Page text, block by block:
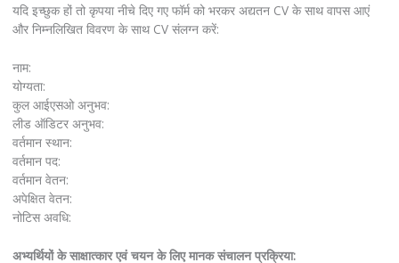
यदि इच्छुक हों तो कृपया नीचे दिए गए फॉर्म को भरकर अद्यतन CV के साथ वापस आएं
और निम्नलिखित विवरण के साथ CV संलग्न करें:
नाम:
योग्यता:
कुल आईएसओ अनुभव:
लीड ऑडिटर अनुभव:
वर्तमान स्थान:
वर्तमान पद:
वर्तमान वेतन:
अपेक्षित वेतन:
नोटिस अवधि:
अभ्यर्थियों के साक्षात्कार एवं चयन के लिए मानक संचालन प्रक्रिया: